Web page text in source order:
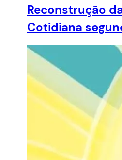
Reconstrução
Cotidiana